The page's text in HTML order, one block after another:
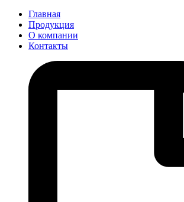
Главная
Продукция
О компании
Контакты